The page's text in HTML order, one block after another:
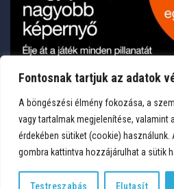
Fontosnak tartjuk az adatok
A böngészési élmény fokozása, a
vagy tartalmak megjelenítése, valamint
érdekében sütiket (cookie)
gombra kattintva hozzájárulhat a sütik
Testreszabás Elutasít
TERMÉKEK KÍVÁNSÁGLISTA
Copyright 2026 © Medium Hungary